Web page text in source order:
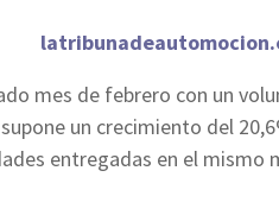
mes de febrero con un
un crecimiento del
entregadas en el mismo